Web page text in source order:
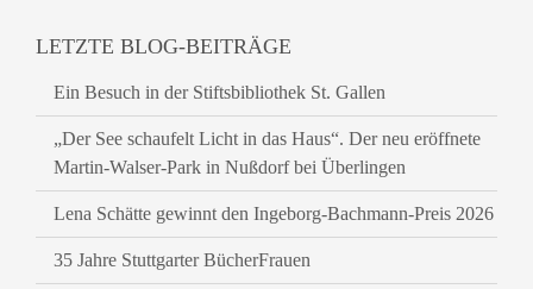
LETZTE BLOG-BEITRÄGE
Ein Besuch in der Stiftsbibliothek St. Gallen
„Der See schaufelt Licht in das Haus“. Der neu eröffnete
Martin-Walser-Park in Nußdorf bei Überlingen
Lena Schätte gewinnt den Ingeborg-Bachmann-Preis 2026
35 Jahre Stuttgarter BücherFrauen